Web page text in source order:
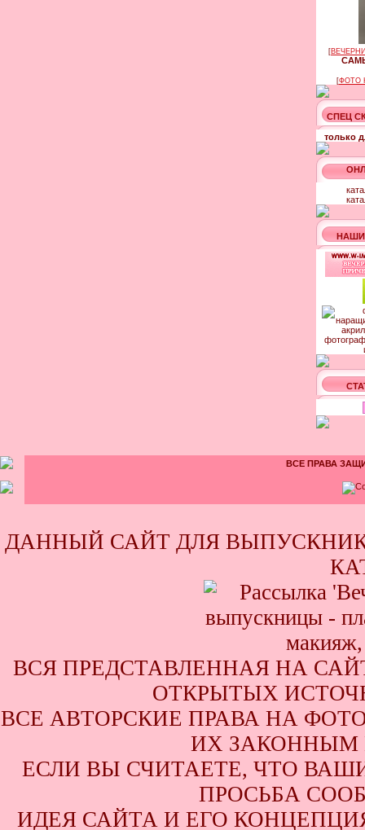
[
[ФОТО
СПЕЦ
только
ВСЕ ПРАВА
ДАННЫЙ САЙТ ДЛЯ
ВСЯ ПРЕДСТАВЛЕННАЯ НА
ОТКРЫТЫХ
ВСЕ АВТОРСКИЕ ПРАВА НА
ИХ ЗАКОННЫМ
ЕСЛИ ВЫ СЧИТАЕТЕ, ЧТО
ПРОСЬБА
ИДЕЯ САЙТА И ЕГО КОНЦЕПЦИЯ